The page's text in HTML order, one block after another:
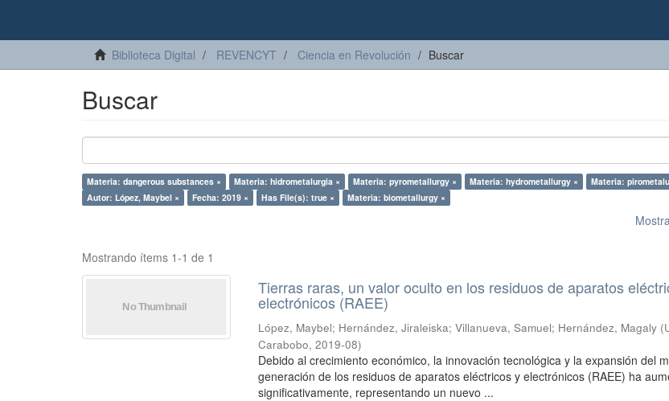
Biblioteca Digital REVENCYT Ciencia en Revolución Buscar
Buscar
Materia: dangerous substances × Materia: hidrometalurgia × Materia: pyrometallurgy × Materia: hydrometallurgy ×
Materia:
Autor: López, Maybel ×
Fecha: 2019 × Has File(s): true × Materia: biometallurgy ×
Mostrando ítems 1-1 de 1
Tierras raras, un valor oculto en los residuos de aparatos
electrónicos (RAEE)
López, Maybel; Hernández, Jiraleiska;Villanueva, Samuel; Hernández, Magaly (
Carabobo,2019-08)
Debido al crecimiento económico, la innovación tecnológica y la expansión del
generación de los residuos de aparatos eléctricos y electrónicos (RAEE) ha
significativamente, representando un nuevo ...